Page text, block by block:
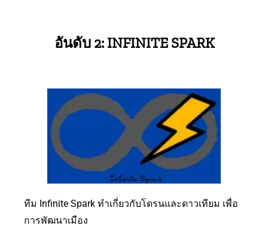
อันดับ 2: INFINITE SPARK
ทีม Infinite Spark ทำเกี่ยวกับโดรนและดาวเทียม เพื่อ
การพัฒนาเมือง